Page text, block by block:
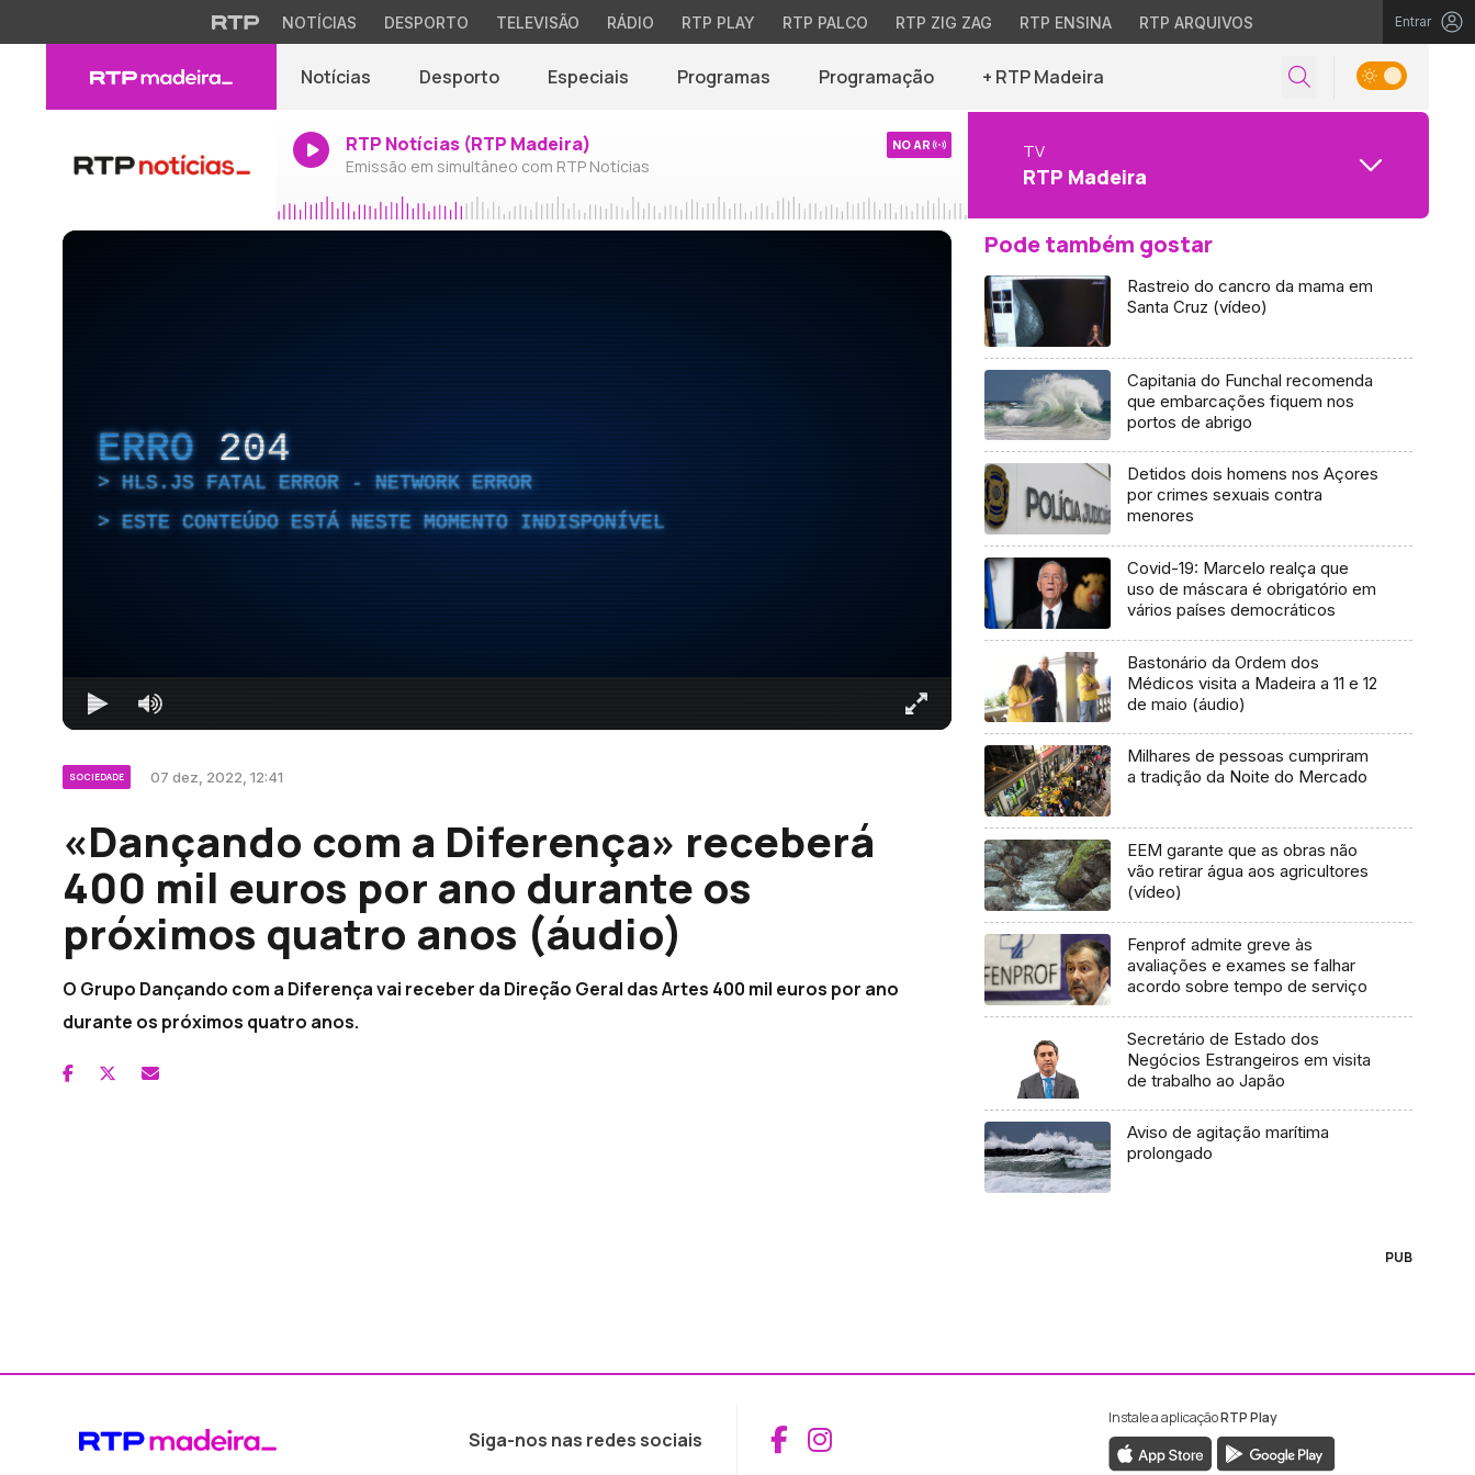
NOTÍCIAS DESPORTO TELEVISÃO RÁDIO RTP PLAY RTP PALCO RTP ZIG ZAG RTP ENSINA RTP ARQUIVOS Entrar
Notícias Desporto Especiais Programas Programação + RTP Madeira
RTP Notícias (RTP Madeira)
Emissão em simultâneo com RTP Notícias
NO AR TV
RTP Madeira
ERRO 204
HLS.JS FATAL ERROR - NETWORK ERROR
ESTE CONTEÚDO ESTÁ NESTE MOMENTO INDISPONÍVEL
SOCIEDADE 07 dez, 2022, 12:41
«Dançando com a Diferença» receberá
400 mil euros por ano durante os
próximos quatro anos (áudio)
O Grupo Dançando com a Diferença vai receber da Direção Geral das Artes 400 mil euros por ano
durante os próximos quatro anos.
Pode também gostar
Rastreio do cancro da mama em
Santa Cruz (vídeo)
Capitania do Funchal recomenda
que embarcações fiquem nos
portos de abrigo
Detidos dois homens nos Açores
por crimes sexuais contra
menores
Covid-19: Marcelo realça que
uso de máscara é obrigatório em
vários países democráticos
Bastonário da Ordem dos
Médicos visita a Madeira a 11 e 12
de maio (áudio)
Milhares de pessoas cumpriram
a tradição da Noite do Mercado
EEM garante que as obras não
vão retirar água aos agricultores
(vídeo)
Fenprof admite greve às
avaliações e exames se falhar
acordo sobre tempo de serviço
Secretário de Estado dos
Negócios Estrangeiros em visita
de trabalho ao Japão
Aviso de agitação marítima
prolongado
PUB
Siga-nos nas redes sociais Aceder ao Facebook da RTP Madeira
Aceder ao Instagram da RTP Madeira
Instale a aplicaçãoRTP Play